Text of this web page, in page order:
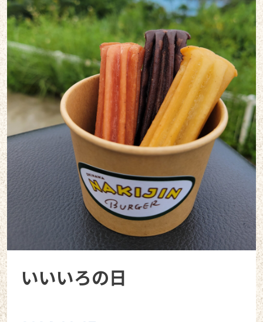
いいいろの日